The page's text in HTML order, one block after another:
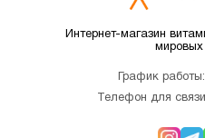
Кальций
Интернет-магазин
мировых
График
Телефон для